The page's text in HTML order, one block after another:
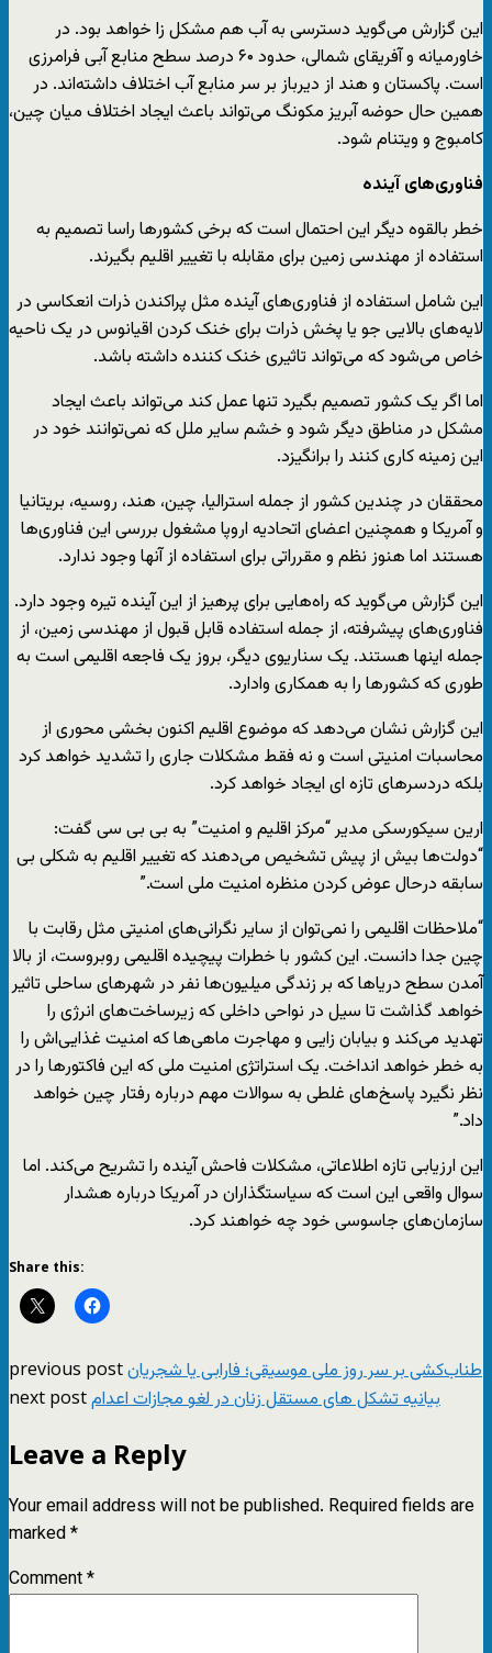
این گزارش می‌گوید دسترسی به آب هم مشکل زا خواهد بود. در
خاورمیانه و آفریقای شمالی، حدود ۶۰ درصد سطح منابع آبی فرامرزی
است. پاکستان و هند از دیرباز بر سر منابع آب اختلاف داشته‌اند. در
همین حال حوضه آبریز مکونگ می‌تواند باعث ایجاد اختلاف میان چین،
کامبوج و ویتنام شود.
فناوری‌های آینده
خطر بالقوه دیگر این احتمال است که برخی کشورها راسا تصمیم به
استفاده از مهندسی زمین برای مقابله با تغییر اقلیم بگیرند.
این شامل استفاده از فناوری‌های آینده مثل پراکندن ذرات انعکاسی در
لایه‌های بالایی جو یا پخش ذرات برای خنک کردن اقیانوس در یک ناحیه
خاص می‌شود که می‌تواند تاثیری خنک کننده داشته باشد.
اما اگر یک کشور تصمیم بگیرد تنها عمل کند می‌تواند باعث ایجاد
مشکل در مناطق دیگر شود و خشم سایر ملل که نمی‌توانند خود در
این زمینه کاری کنند را برانگیزد.
محققان در چندین کشور از جمله استرالیا، چین، هند، روسیه، بریتانیا
و آمریکا و همچنین اعضای اتحادیه اروپا مشغول بررسی این فناوری‌ها
هستند اما هنوز نظم و مقرراتی برای استفاده از آنها وجود ندارد.
این گزارش می‌گوید که راه‌هایی برای پرهیز از این آینده تیره وجود دارد.
فناوری‌های پیشرفته، از جمله استفاده قابل قبول از مهندسی زمین، از
جمله اینها هستند. یک سناریوی دیگر، بروز یک فاجعه اقلیمی است به
طوری که کشورها را به همکاری وادارد.
این گزارش نشان می‌دهد که موضوع اقلیم اکنون بخشی محوری از
محاسبات امنیتی است و نه فقط مشکلات جاری را تشدید خواهد کرد
بلکه دردسرهای تازه ای ایجاد خواهد کرد.
ارین سیکورسکی مدیر “مرکز اقلیم و امنیت” به بی بی سی گفت:
“دولت‌ها بیش از پیش تشخیص می‌دهند که تغییر اقلیم به شکلی بی
سابقه درحال عوض کردن منظره امنیت ملی است.”
“ملاحظات اقلیمی را نمی‌توان از سایر نگرانی‌های امنیتی مثل رقابت با
چین جدا دانست. این کشور با خطرات پیچیده اقلیمی روبروست، از بالا
آمدن سطح دریاها که بر زندگی میلیون‌ها نفر در شهرهای ساحلی تاثیر
خواهد گذاشت تا سیل در نواحی داخلی که زیرساخت‌های انرژی را
تهدید می‌کند و بیابان زایی و مهاجرت ماهی‌ها که امنیت غذایی‌اش را
به خطر خواهد انداخت. یک استراتژی امنیت ملی که این فاکتورها را در
نظر نگیرد پاسخ‌های غلطی به سوالات مهم درباره رفتار چین خواهد
داد.”
این ارزیابی تازه اطلاعاتی، مشکلات فاحش آینده را تشریح می‌کند. اما
سوال واقعی این است که سیاستگذاران در آمریکا درباره هشدار
سازمان‌های جاسوسی خود چه خواهند کرد.
Share this:
previous postطناب‌کشی بر سر روز ملی موسیقی؛ فارابی یا شجریان
next postبیانیه تشکل های مستقل زنان در لغو مجازات اعدام
Leave a Reply
Your email address will not be published. Required fields are
marked*
Comment*